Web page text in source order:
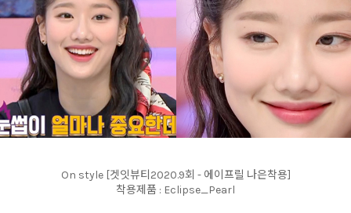
On style [겟잇뷰티2020.9회 - 에이프릴 나은착용]
착용제품 : Eclipse_Pearl